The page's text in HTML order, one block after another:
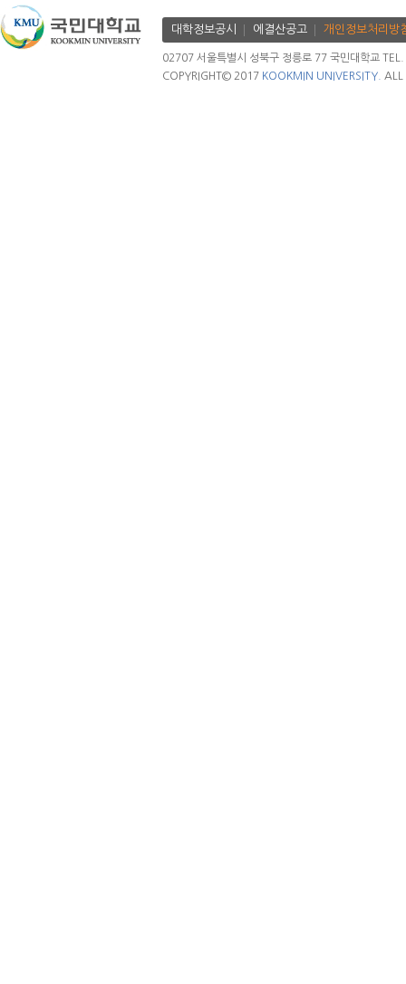
대학정보공시 에결산공고 개인정보처리방
02707 서울특별시 성북구 정릉로 77 국민대학교
COPYRIGHT© 2017 KOOKMIN UNIVERSITY. ALL